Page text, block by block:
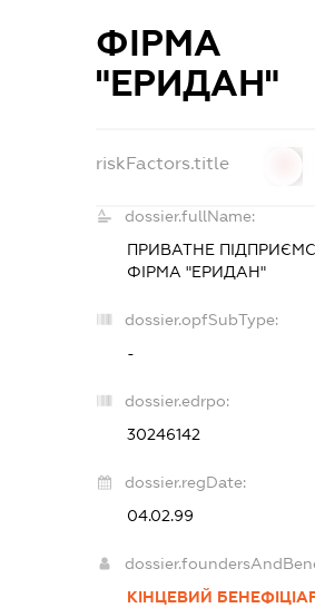
ФІРМА
"ЕРИДАН"
riskFactors.title
dossier.fullName:
ПРИВАТНЕ
ФІРМА "ЕРИДАН"
dossier.opfSubType:
-
dossier.edrpo:
30246142
dossier.regDate:
04.02.99
КІНЦЕВИЙ